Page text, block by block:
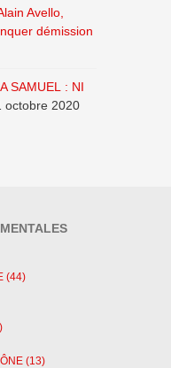
Avello,
démission
SAMUEL : NI
octobre 2020
(44)
(13)